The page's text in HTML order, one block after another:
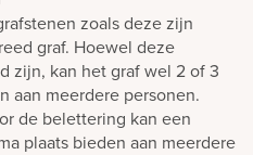
zoals deze zijn
graf. Hoewel deze
zijn, kan het graf wel 2 of 3
aan meerdere personen.
de belettering kan een
plaats bieden aan meerdere